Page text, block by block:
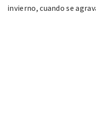
invierno, cuando se